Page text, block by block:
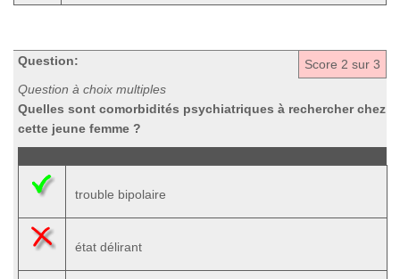
Score 2 sur 3
Question:
Question à choix multiples
Quelles sont comorbidités psychiatriques à rechercher chez
cette jeune femme ?
trouble bipolaire
état délirant